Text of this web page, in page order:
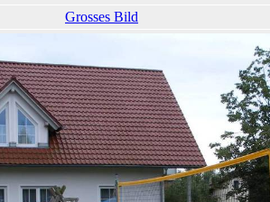
Grosses Bild